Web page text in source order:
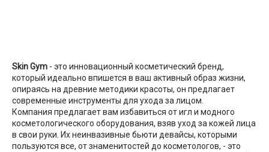
Skin Gym - это инновационный косметический бренд,
который идеально впишется в ваш активный образ жизни,
опираясь на древние методики красоты, он предлагает
современные инструменты для ухода за лицом.
Компания предлагает вам избавиться от игл и модного
косметологического оборудования, взяв уход за кожей лица
в свои руки. Их неинвазивные бьюти девайсы, которыми
пользуются все, от знаменитостей до косметологов, - это